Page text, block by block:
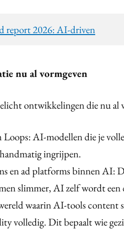
report 2026: AI-driven
nu al vormgeven
ontwikkelingen die nu al
AI-modellen die je
ingrijpen.
en ad platforms binnen AI:
slimmer, AI zelf wordt
waarin AI-tools content
volledig. Dit bepaalt wie